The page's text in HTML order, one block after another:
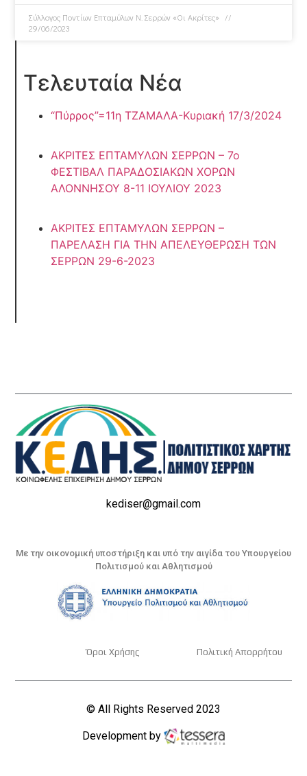
Σύλλογος Ποντίων Επταμύλων N. Σερρών «Οι Ακρίτες»
29/06/2023
Τελευταία Νέα
“Πύρρος”=11η ΤΖΑΜΑΛΑ-Κυριακή 17/3/2024
ΑΚΡΙΤΕΣ ΕΠΤΑΜΥΛΩΝ ΣΕΡΡΩΝ – 7ο
ΦΕΣΤΙΒΑΛ ΠΑΡΑΔΟΣΙΑΚΩΝ ΧΟΡΩΝ
ΑΛΟΝΝΗΣΟΥ 8-11 ΙΟΥΛΙΟΥ 2023
ΑΚΡΙΤΕΣ ΕΠΤΑΜΥΛΩΝ ΣΕΡΡΩΝ –
ΠΑΡΕΛΑΣΗ ΓΙΑ ΤΗΝ ΑΠΕΛΕΥΘΕΡΩΣΗ ΤΩΝ
ΣΕΡΡΩΝ 29-6-2023
kediser@gmail.com
Με την οικονομική υποστήριξη και υπό την αιγίδα του Υπουργείου
Πολιτισμού και Αθλητισμού
Όροι Χρήσης Πολιτική Απορρήτου
© All Rights Reserved 2023
Development by